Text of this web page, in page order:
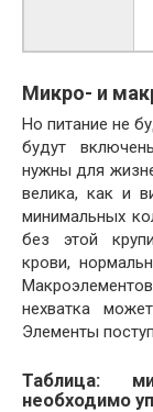
Микро- и
Но питание не
будут
нужны для
велика, как и
минимальных
без этой
крови,
нехватка
Элементы
Таблица:
необходимо